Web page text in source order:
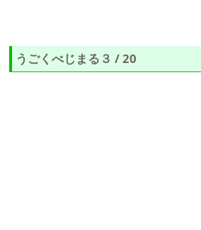
うごくべじまる３ / 20